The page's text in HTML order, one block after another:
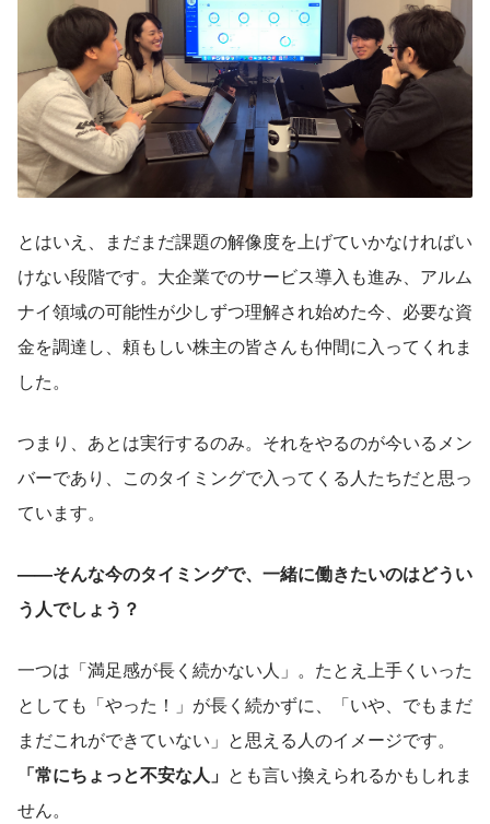
とはいえ、まだまだ課題の解像度を上げていかなければい
けない段階です。大企業でのサービス導入も進み、アルム
ナイ領域の可能性が少しずつ理解され始めた今、必要な資
金を調達し、頼もしい株主の皆さんも仲間に入ってくれま
した。
つまり、あとは実行するのみ。それをやるのが今いるメン
バーであり、このタイミングで入ってくる人たちだと思っ
ています。
——そんな今のタイミングで、一緒に働きたいのはどうい
う人でしょう？
一つは「満足感が長く続かない人」。たとえ上手くいった
としても「やった！」が長く続かずに、「いや、でもまだ
まだこれができていない」と思える人のイメージです。
「常にちょっと不安な人」 とも言い換えられるかもしれま
せん。